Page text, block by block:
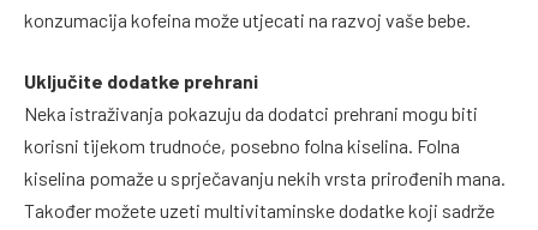
konzumacija kofeina može utjecati na razvoj vaše bebe.
Uključite dodatke prehrani
Neka istraživanja pokazuju da dodatci prehrani mogu biti
korisni tijekom trudnoće, posebno folna kiselina. Folna
kiselina pomaže u sprječavanju nekih vrsta prirođenih mana.
Također možete uzeti multivitaminske dodatke koji sadrže